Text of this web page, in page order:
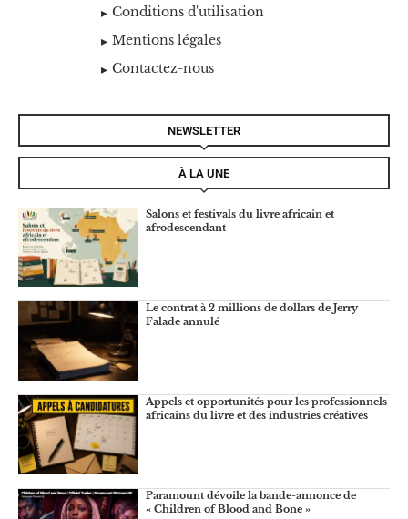
Conditions d'utilisation
Mentions légales
Contactez-nous
NEWSLETTER
À LA UNE
Salons et festivals du livre africain et
afrodescendant
Le contrat à 2 millions de dollars de Jerry
Falade annulé
Appels et opportunités pour les professionnels
africains du livre et des industries créatives
Paramount dévoile la bande-annonce de
« Children of Blood and Bone »